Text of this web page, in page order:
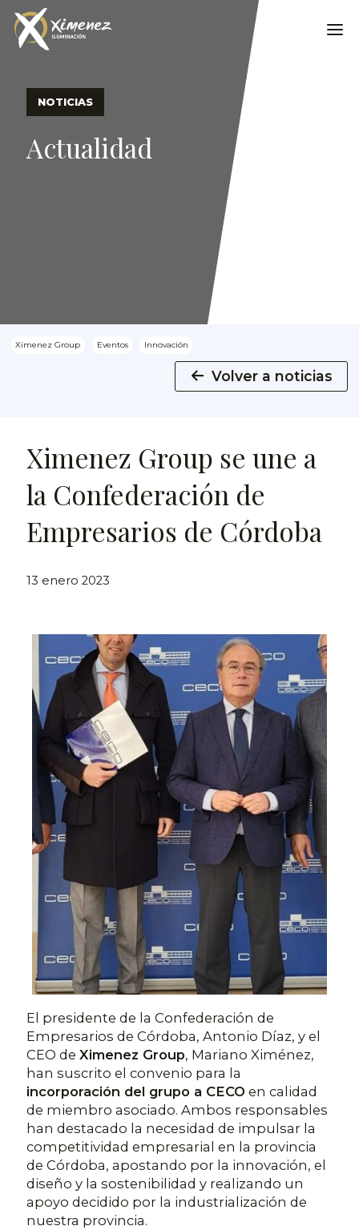
NOTICIAS
Actualidad
Ximenez Group Eventos Innovación
Volver a noticias
Ximenez Group se une a
la Confederación de
Empresarios de Córdoba
13 enero 2023
El presidente de la Confederación de
Empresarios de Córdoba, Antonio Díaz, y el
CEO deXimenez Group, Mariano Ximénez,
han suscrito el convenio para la
incorporación del grupo a CECO en calidad
de miembro asociado. Ambos responsables
han destacado la necesidad de impulsar la
competitividad empresarial en la provincia
de Córdoba, apostando por la innovación, el
diseño y la sostenibilidad y realizando un
apoyo decidido por la industrialización de
nuestra provincia.